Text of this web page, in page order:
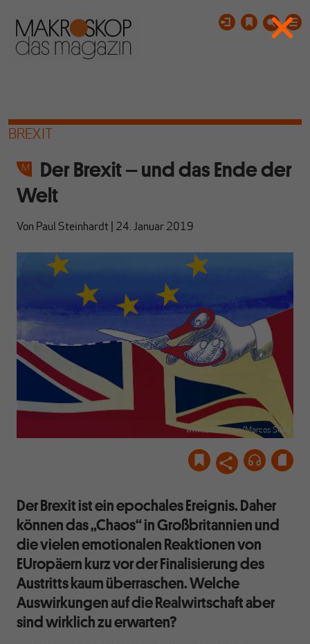
BREXIT
Der Brexit – und das Ende der
Welt
Von Paul Steinhardt 24. Januar 2019
www.istock.com/Marcos Silva
Der Brexit ist ein epochales Ereignis. Daher
können das „Chaos“ in Großbritannien und
die vielen emotionalen Reaktionen von
EUropäern kurz vor der Finalisierung des
Austritts kaum überraschen. Welche
Auswirkungen auf die Realwirtschaft aber
sind wirklich zu erwarten?